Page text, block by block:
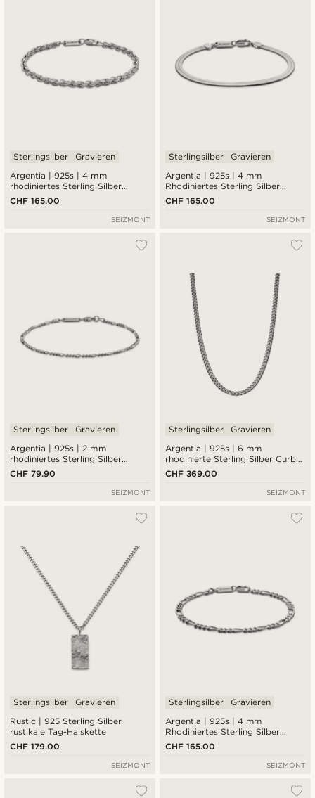
Argentia | 925s | 4 mm
rhodiniertes Sterling Silber
Seilketten-Armband
Sterlingsilber Gravieren
CHF 165.00
SEIZMONT
Argentia | 925s | 4 mm
Rhodiniertes Sterling Silber
Fischgrätenkette Armband
Sterlingsilber Gravieren
CHF 165.00
SEIZMONT
Argentia | 925s | 2 mm
rhodiniertes Sterling Silber
Figaro Kettenarmband
Sterlingsilber Gravieren
CHF 79.90
SEIZMONT
Argentia | 925s | 6 mm
rhodinierte Sterling Silber Curb
Kette Halskette
Sterlingsilber Gravieren
CHF 369.00
SEIZMONT
Rustic | 925 Sterling Silber
rustikale Tag-Halskette
Sterlingsilber Gravieren
CHF 179.00
SEIZMONT
Argentia | 925s | 4 mm
Rhodiniertes Sterling Silber
Figaro Kettenarmband
Sterlingsilber Gravieren
CHF 165.00
SEIZMONT